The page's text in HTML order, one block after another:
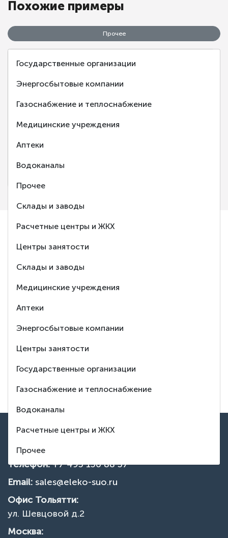
Похожие примеры
Прочее
Государственные организации
Энергосбытовые компании
Газоснабжение и теплоснабжение
Медицинские учреждения
Аптеки
Водоканалы
Прочее
Склады и заводы
Расчетные центры и ЖКХ
Центры занятости
Склады и заводы
Медицинские учреждения
Аптеки
Энергосбытовые компании
Центры занятости
Государственные организации
Газоснабжение и теплоснабжение
Водоканалы
Расчетные центры и ЖКХ
Прочее
Сервис инструментов "Инструментовоз"
‹
Ответим
на любой Ваш
вопрос
8 (495) 150-88-37
Заказать обратный звонок
Тех. поддержка
Телефон: +7 495 150 88 37
Email: sales@eleko-suo.ru
Офис Тольятти:
ул. Шевцовой д.2
Москва: